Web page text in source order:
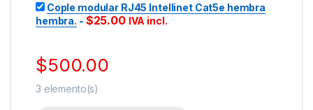
Cople modular RJ45 Intellinet Cat5e hembra
hembra. - $25.00 IVA incl.
$500.00
3 elemento(s)